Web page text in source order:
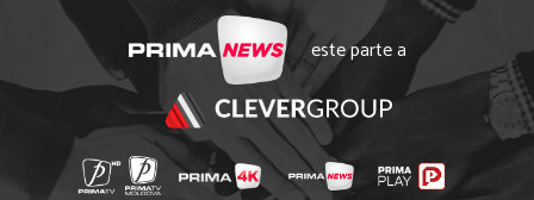
este parte a